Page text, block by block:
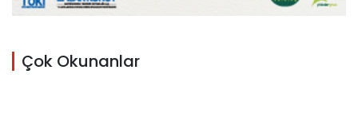
Çok Okunanlar